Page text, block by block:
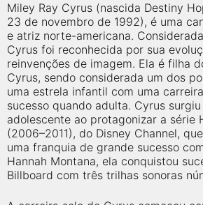
Miley Ray Cyrus (nascida Destiny
23 de novembro de 1992), é uma
e atriz norte-americana.
Cyrus foi reconhecida por sua
reinvenções de imagem. Ela é filha
Cyrus, sendo considerada um dos
uma estrela infantil com uma
sucesso quando adulta. Cyrus
adolescente ao protagonizar a série
(2006–2011), do Disney Channel,
uma franquia de grande sucesso
Hannah Montana, ela conquistou
Billboard com três trilhas sonoras
PRÓXIMOS LANÇAMENTOS
GÊNEROS
NOTÍCIAS
PÁGINA INICIAL
FilmesNoCinema.com.bré o maior localizador
sessões de cinema no Brasil. Através dele, você
qualquer cidade em território brasileiro. Você